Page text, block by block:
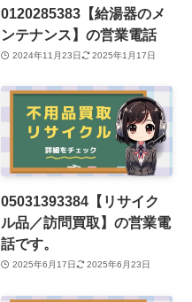
0120285383【給湯器のメ
ンテナンス】の営業電話
2024年11月23日 2025年1月17日
05031393384【リサイク
ル品／訪問買取】の営業電
話です。
2025年6月17日 2025年6月23日